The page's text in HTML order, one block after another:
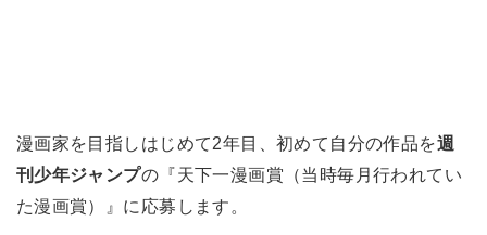
漫画家を目指しはじめて2年目、初めて自分の作品を週
刊少年ジャンプの『天下一漫画賞（当時毎月行われてい
た漫画賞）』に応募します。